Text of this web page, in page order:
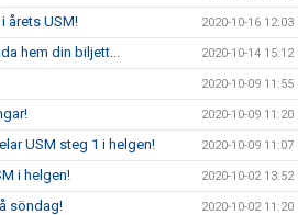
årets USM! 2020-10-16 12:03
hem din biljett... 2020-10-14 15:12
2020-10-09 11:55
2020-10-09 11:20
USM steg 1 i helgen! 2020-10-09 11:07
i helgen! 2020-10-02 13:52
söndag! 2020-10-02 11:20